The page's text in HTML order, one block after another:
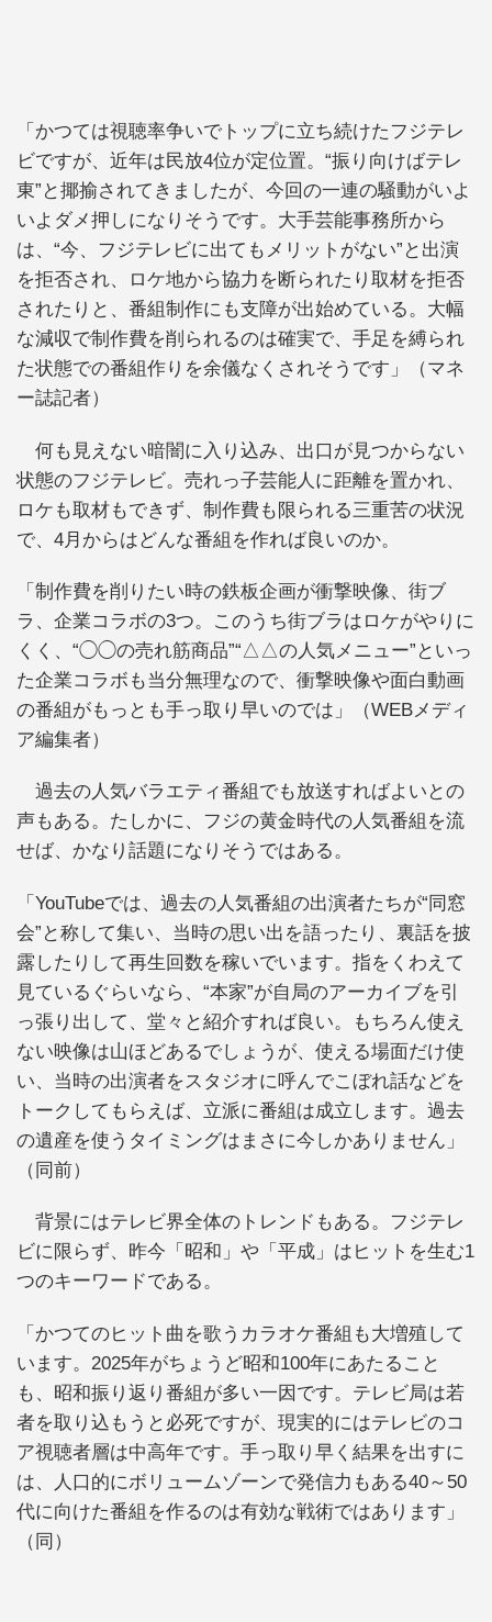
「かつては視聴率争いでトップに立ち続けたフジテレ
ビですが、近年は民放4位が定位置。“振り向けばテレ
東”と揶揄されてきましたが、今回の一連の騒動がいよ
いよダメ押しになりそうです。大手芸能事務所から
は、“今、フジテレビに出てもメリットがない”と出演
を拒否され、ロケ地から協力を断られたり取材を拒否
されたりと、番組制作にも支障が出始めている。大幅
な減収で制作費を削られるのは確実で、手足を縛られ
た状態での番組作りを余儀なくされそうです」（マネ
ー誌記者）
何も見えない暗闇に入り込み、出口が見つからない
状態のフジテレビ。売れっ子芸能人に距離を置かれ、
ロケも取材もできず、制作費も限られる三重苦の状況
で、4月からはどんな番組を作れば良いのか。
「制作費を削りたい時の鉄板企画が衝撃映像、街ブ
ラ、企業コラボの3つ。このうち街ブラはロケがやりに
くく、“◯◯の売れ筋商品”“△△の人気メニュー”といっ
た企業コラボも当分無理なので、衝撃映像や面白動画
の番組がもっとも手っ取り早いのでは」（WEBメディ
ア編集者）
過去の人気バラエティ番組でも放送すればよいとの
声もある。たしかに、フジの黄金時代の人気番組を流
せば、かなり話題になりそうではある。
「YouTubeでは、過去の人気番組の出演者たちが“同窓
会”と称して集い、当時の思い出を語ったり、裏話を披
露したりして再生回数を稼いでいます。指をくわえて
見ているぐらいなら、“本家”が自局のアーカイブを引
っ張り出して、堂々と紹介すれば良い。もちろん使え
ない映像は山ほどあるでしょうが、使える場面だけ使
い、当時の出演者をスタジオに呼んでこぼれ話などを
トークしてもらえば、立派に番組は成立します。過去
の遺産を使うタイミングはまさに今しかありません」
（同前）
背景にはテレビ界全体のトレンドもある。フジテレ
ビに限らず、昨今「昭和」や「平成」はヒットを生む1
つのキーワードである。
「かつてのヒット曲を歌うカラオケ番組も大増殖して
います。2025年がちょうど昭和100年にあたること
も、昭和振り返り番組が多い一因です。テレビ局は若
者を取り込もうと必死ですが、現実的にはテレビのコ
ア視聴者層は中高年です。手っ取り早く結果を出すに
は、人口的にボリュームゾーンで発信力もある40～50
代に向けた番組を作るのは有効な戦術ではあります」
（同）